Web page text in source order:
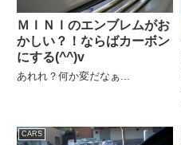
ＭＩＮＩのエンブレムがお
かしい？！ならばカーボン
にする(^^)v
あれれ？何か変だなぁ...
CARS